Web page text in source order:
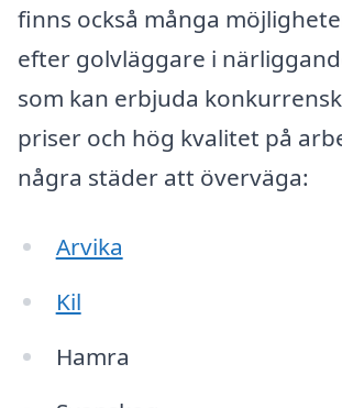
finns också många
efter golvläggare i
som kan erbjuda
priser och hög kvalitet på
några städer att överväga:
Arvika
Kil
Hamra